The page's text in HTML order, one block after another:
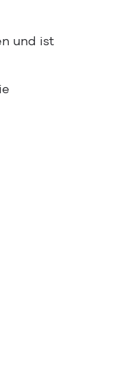
und ist